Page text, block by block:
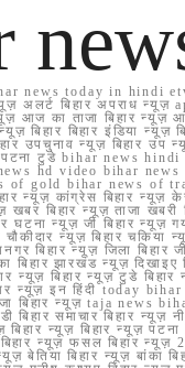
today in hindi
अलर्ट बिहार अपराध
का ताजा बिहार न्यूज़
बिहार इंडिया न्यूज़
न्यूज़ बिहार उप
टुडे bihar news
news hd video bihar
of gold bihar news
न्यूज़ कांग्रेस बिहार न्यूज़
बिहार न्यूज़ ताजा खबरी
घटना न्यूज़ जी बिहार
न्यूज़ बिहार
न्यूज़ जिला बिहार
झारखंड न्यूज़
बिहार न्यूज़ टुडे बिहार
न्यूज़ इन हिंदी today
न्यूज़ taja news
समाचार बिहार न्यूज़
न्यूज़ बिहार न्यूज़
न्यूज़ फसल बिहार
बेतिया बिहार न्यूज़